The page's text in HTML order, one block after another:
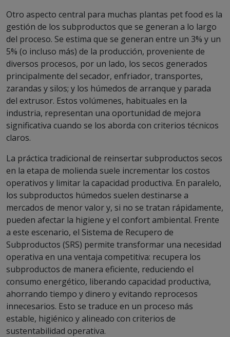
Otro aspecto central para muchas plantas pet food es la
gestión de los subproductos que se generan a lo largo
del proceso. Se estima que se generan entre un 3% y un
5% (o incluso más) de la producción, proveniente de
diversos procesos, por un lado, los secos generados
principalmente del secador, enfriador, transportes,
zarandas y silos; y los húmedos de arranque y parada
del extrusor. Estos volúmenes, habituales en la
industria, representan una oportunidad de mejora
significativa cuando se los aborda con criterios técnicos
claros.
La práctica tradicional de reinsertar subproductos secos
en la etapa de molienda suele incrementar los costos
operativos y limitar la capacidad productiva. En paralelo,
los subproductos húmedos suelen destinarse a
mercados de menor valor y, si no se tratan rápidamente,
pueden afectar la higiene y el confort ambiental. Frente
a este escenario, el Sistema de Recupero de
Subproductos (SRS) permite transformar una necesidad
operativa en una ventaja competitiva: recupera los
subproductos de manera eficiente, reduciendo el
consumo energético, liberando capacidad productiva,
ahorrando tiempo y dinero y evitando reprocesos
innecesarios. Esto se traduce en un proceso más
estable, higiénico y alineado con criterios de
sustentabilidad operativa.